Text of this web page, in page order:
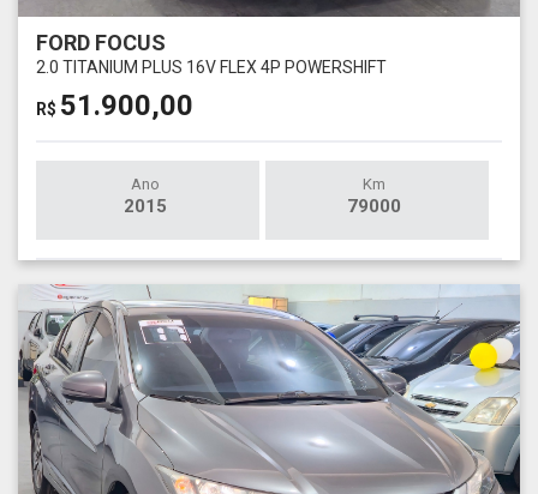
FORD FOCUS
2.0 TITANIUM PLUS 16V FLEX 4P POWERSHIFT
R$ 51.900,00
Ano
2015
Km
79000